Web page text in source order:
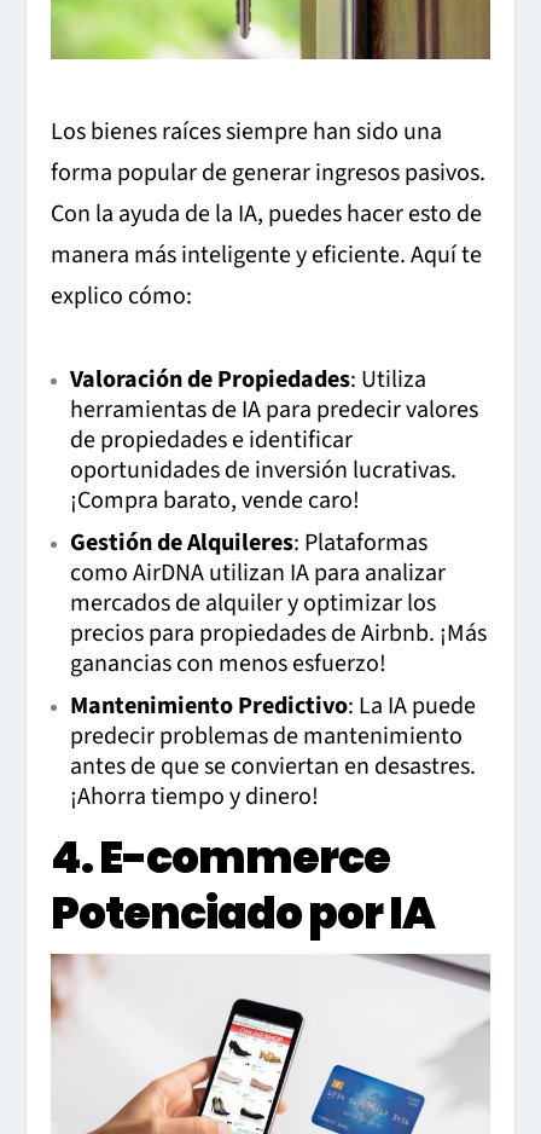
Los bienes raíces siempre han sido una
forma popular de generar ingresos pasivos.
Con la ayuda de la IA, puedes hacer esto de
manera más inteligente y eficiente. Aquí te
explico cómo:
Valoración de Propiedades: Utiliza
herramientas de IA para predecir valores
de propiedades e identificar
oportunidades de inversión lucrativas.
¡Compra barato, vende caro!
Gestión de Alquileres: Plataformas
como AirDNA utilizan IA para analizar
mercados de alquiler y optimizar los
precios para propiedades de Airbnb. ¡Más
ganancias con menos esfuerzo!
Mantenimiento Predictivo: La IA puede
predecir problemas de mantenimiento
antes de que se conviertan en desastres.
¡Ahorra tiempo y dinero!
4. E-commerce
Potenciado por IA